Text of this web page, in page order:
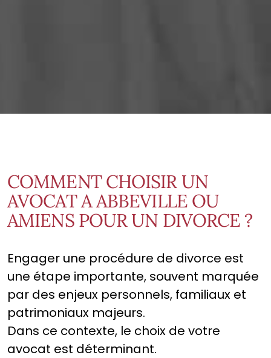
COMMENT CHOISIR UN
AVOCAT A ABBEVILLE OU
AMIENS POUR UN DIVORCE ?
Engager une procédure de divorce est
une étape importante, souvent marquée
par des enjeux personnels, familiaux et
patrimoniaux majeurs.
Dans ce contexte, le choix de votre
avocat est déterminant.